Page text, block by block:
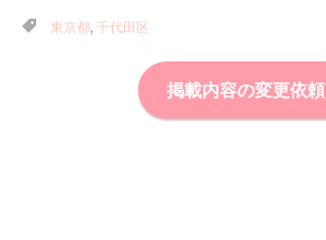
東京都, 千代田区
掲載内容の変更依頼